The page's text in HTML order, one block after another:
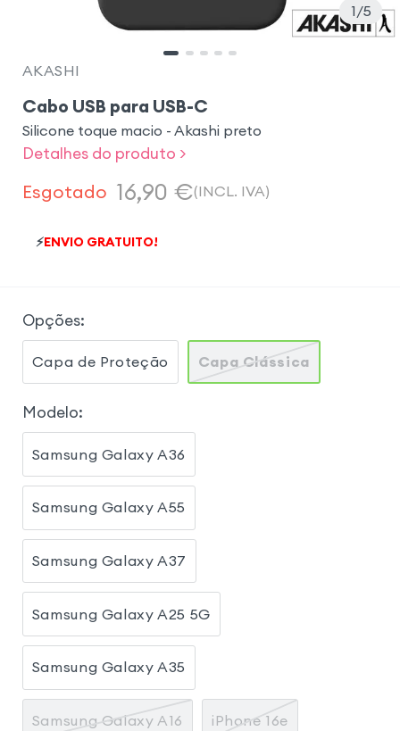
1 5
AKASHI
Cabo USB para USB-C
Silicone toque macio - Akashi preto
Detalhes do produto >
Esgotado 16,90 €(INCL. IVA)
⚡ENVIO GRATUITO!
Opções:
Capa de Proteção Capa Clássica
Modelo:
Samsung Galaxy A36
Samsung Galaxy A55
Samsung Galaxy A37
Samsung Galaxy A25 5G
Samsung Galaxy A35
Samsung Galaxy A16 iPhone 16e